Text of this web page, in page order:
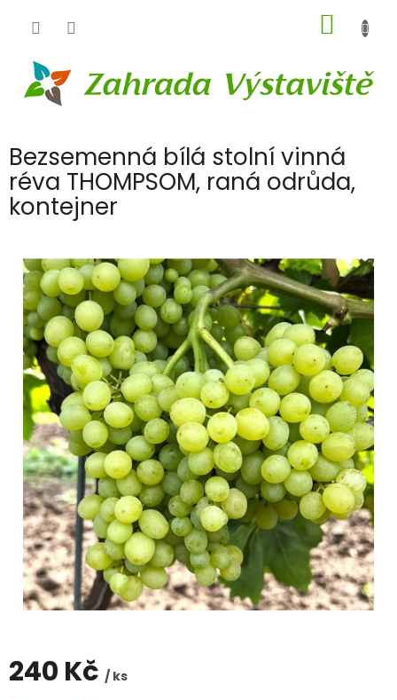
KOŠÍK
Bezsemenná bílá stolní vinná
réva THOMPSOM, raná odrůda,
kontejner
240 Kč / ks